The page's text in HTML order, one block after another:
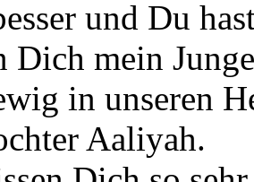
und Du
Dich mein
in unseren
Aaliyah.